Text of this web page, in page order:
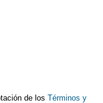
de los Términos y